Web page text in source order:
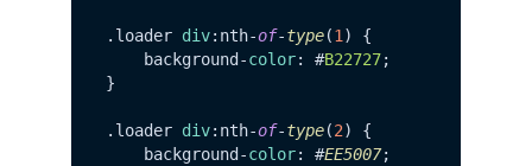
. loader div:nth-of-type(1) {
    background-
color: #B22727;
}
. loader div:nth-of-type(2) {
    background-
color: #EE5007;